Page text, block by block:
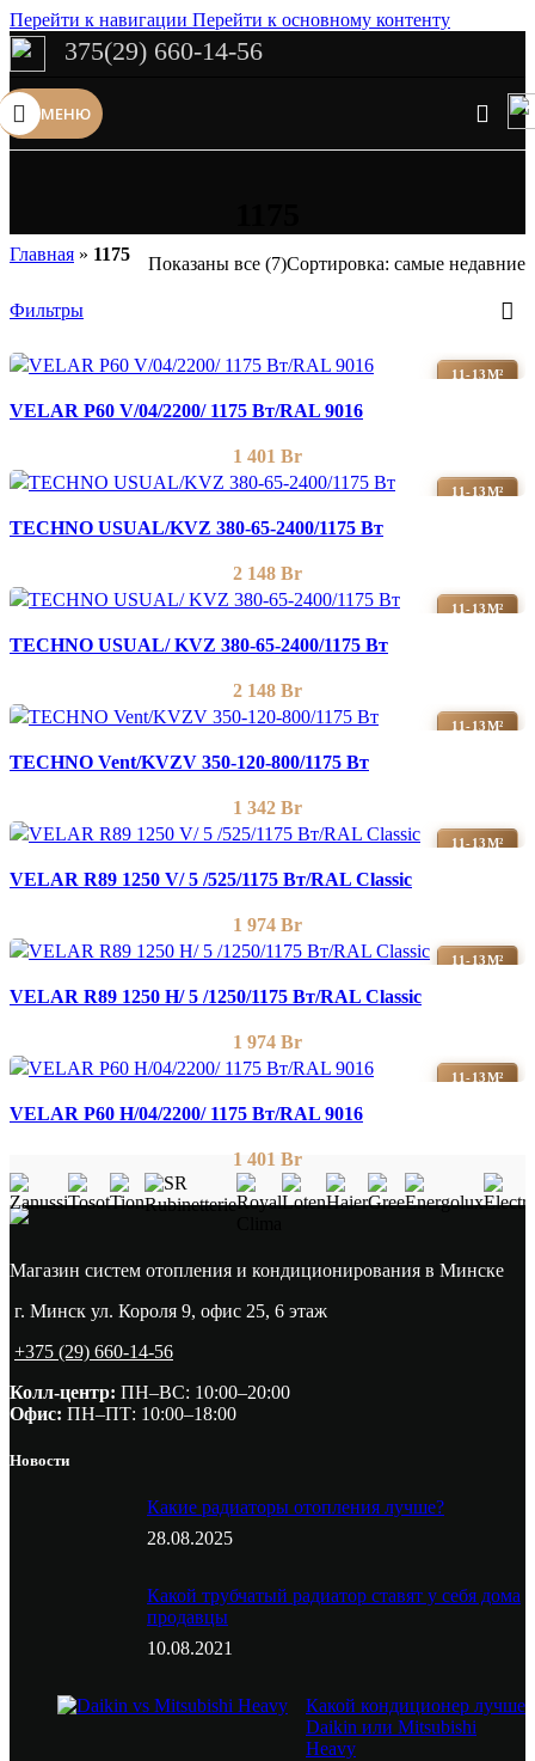
Перейти к навигации Перейти к основному контенту
Сэкономим Ваше время на подбор
Рассчитаем мощность | Предложим от 3х вариантов | В наличии и
под заказ
375(29) 660-14-56
МЕНЮ
Главная » 1175 Показаны все (7)Сортировка: самые недавние
Фильтры
11-13М²
VELAR P60 V/04/2200/ 1175 Bт/RAL 9016
1 401 Br
11-13М²
TECHNO USUAL/KVZ 380-65-2400/1175 Вт
2 148 Br
11-13М²
TECHNO USUAL/ KVZ 380-65-2400/1175 Вт
2 148 Br
11-13М²
TECHNO Vent/KVZV 350-120-800/1175 Вт
1 342 Br
11-13М²
VELAR R89 1250 V/ 5 /525/1175 Вт/RAL Classic
1 974 Br
11-13М²
VELAR R89 1250 H/ 5 /1250/1175 Вт/RAL Classic
1 974 Br
11-13М²
VELAR P60 H/04/2200/ 1175 Bт/RAL 9016
1 401 Br
Магазин систем отопления и кондиционирования в Минске
г. Минск ул. Короля 9, офис 25, 6 этаж
+375 (29) 660-14-56
Колл-центр: ПН–ВС: 10:00–20:00​
Офис: ПН–ПТ: 10:00–18:00
Новости
Какие радиаторы отопления лучше?
28.08.2025
Какой трубчатый радиатор ставят у себя дома
продавцы
10.08.2021
Какой кондиционер лучше
Daikin или Mitsubishi
Heavy